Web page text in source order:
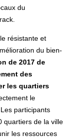
du
résistante et
du bien-
de 2017 de
des
les quartiers
le
participants
quartiers de la ville
les ressources